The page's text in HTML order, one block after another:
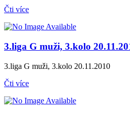
Čti více
3.liga G muži, 3.kolo
3.liga G muži, 3.kolo 20.11.2010
Čti více